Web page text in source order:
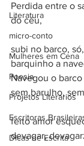
Literatura
micro-conto
Mulheres em Cena
Poesia
Projetos Literarios
Escritoras
Dicas de Escrita
Perdida entre o
do céu,
subi no barco,
barquinho a
Navegou o
sem barulho,
feito amor
devagar,